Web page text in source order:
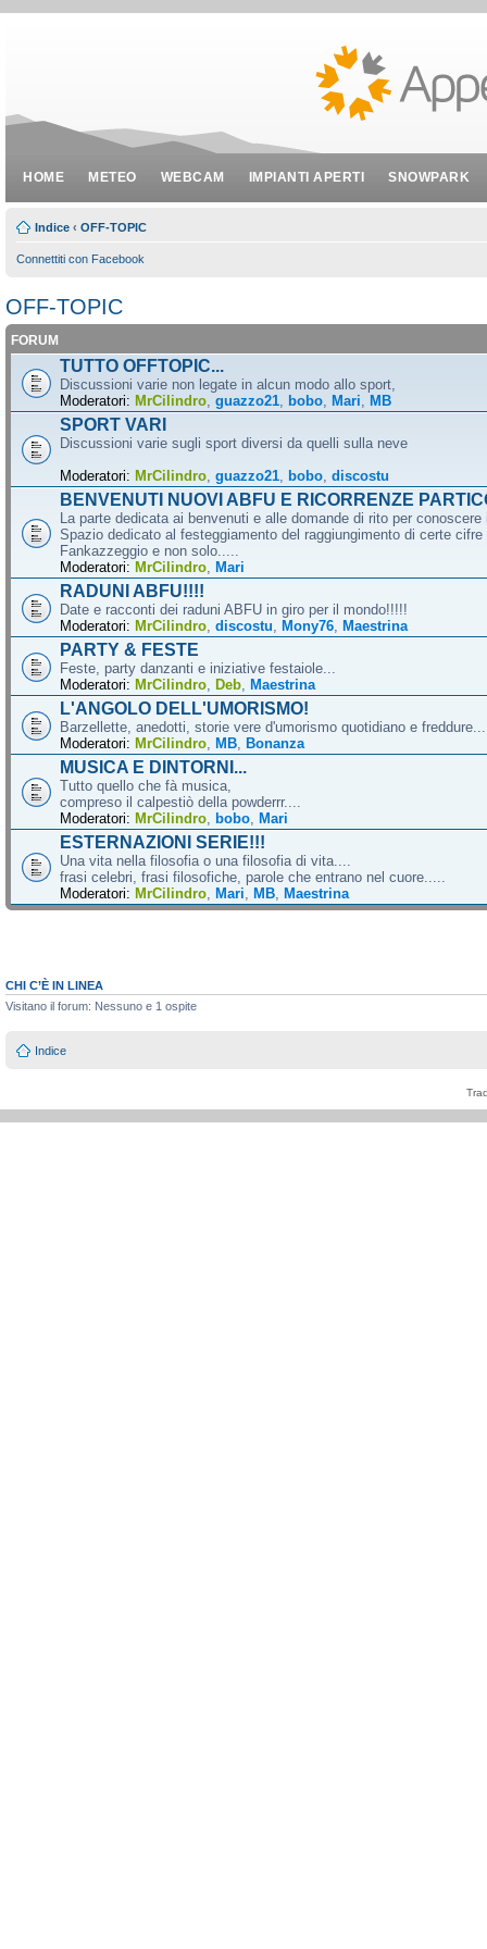
HOME METEO WEBCAM IMPIANTI APERTI SNOWPARK
Indice ‹ OFF-TOPIC
Connettiti con Facebook
OFF-TOPIC
FORUM
TUTTO OFFTOPIC...
Discussioni varie non legate in alcun modo allo sport,
Moderatori: MrCilindro, guazzo21, bobo, Mari, MB
SPORT VARI
Discussioni varie sugli sport diversi da quelli sulla neve
Moderatori: MrCilindro, guazzo21, bobo, discostu
BENVENUTI NUOVI ABFU E RICORRENZE
La parte dedicata ai benvenuti e alle domande di rito per
Spazio dedicato al festeggiamento del raggiungimento di certe cifre
Fankazzeggio e non solo.....
Moderatori: MrCilindro, Mari
RADUNI ABFU!!!!
Date e racconti dei raduni ABFU in giro per il mondo!!!!!
Moderatori: MrCilindro, discostu, Mony76, Maestrina
PARTY & FESTE
Feste, party danzanti e iniziative festaiole...
Moderatori: MrCilindro, Deb, Maestrina
L'ANGOLO DELL'UMORISMO!
Barzellette, anedotti, storie vere d'umorismo quotidiano e
Moderatori: MrCilindro, MB, Bonanza
MUSICA E DINTORNI...
Tutto quello che fà musica,
compreso il calpestiò della powderrr....
Moderatori: MrCilindro, bobo, Mari
ESTERNAZIONI SERIE!!!
Una vita nella filosofia o una filosofia di vita....
frasi celebri, frasi filosofiche, parole che entrano nel cuore.....
Moderatori: MrCilindro, Mari, MB, Maestrina
CHI C’È IN LINEA
Visitano il forum: Nessuno e 1 ospite
Indice